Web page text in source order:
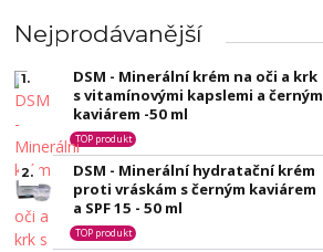
Nejprodávanější
1.
DSM - Minerální krém na oči a krk
s vitamínovými kapslemi a černým
kaviárem -50 ml
TOP produkt
2.
DSM - Minerální hydratační krém
proti vráskám s černým kaviárem
a SPF 15 - 50 ml
TOP produkt